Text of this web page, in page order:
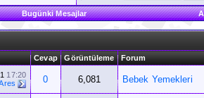
Bugünki Mesajlar
Cevap Görüntüleme Forum
17:20
0 6,081 Bebek Yemekleri